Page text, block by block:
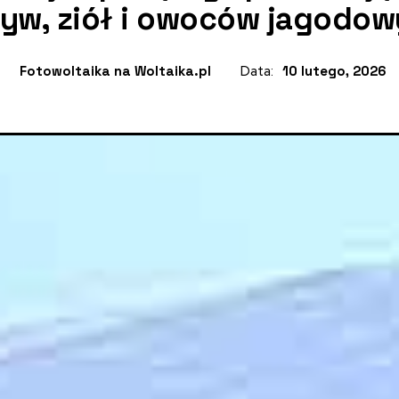
ziół i owoców
Fotowoltaika na Woltaika.pl Data: 10 lutego, 2026